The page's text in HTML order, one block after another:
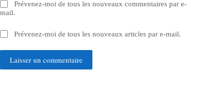
Prévenez-moi de tous les nouveaux commentaires par e-
mail.
Prévenez-moi de tous les nouveaux articles par e-mail.
Laisser un commentaire